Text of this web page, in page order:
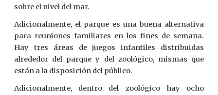
sobre el nivel del mar.
Adicionalmente, el parque es una buena alternativa
para reuniones familiares en los fines de semana.
Hay tres áreas de juegos infantiles distribuidas
alrededor del parque y del zoológico, mismas que
están a la disposición del público.
Adicionalmente, dentro del zoológico hay ocho